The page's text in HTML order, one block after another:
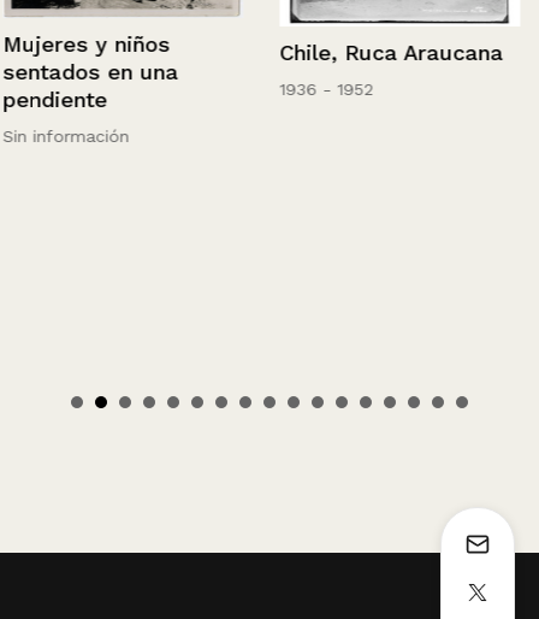
Mujeres y niños
sentados en una
pendiente
Sin información
Chile, Ruca Araucana
1936 - 1952